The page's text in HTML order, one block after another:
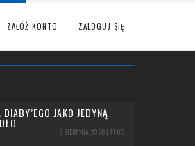
ZAŁÓŻ KONTO ZALOGUJ SIĘ
JAKO JEDYNĄ
6 SIERPNIA 2026 | 11:05